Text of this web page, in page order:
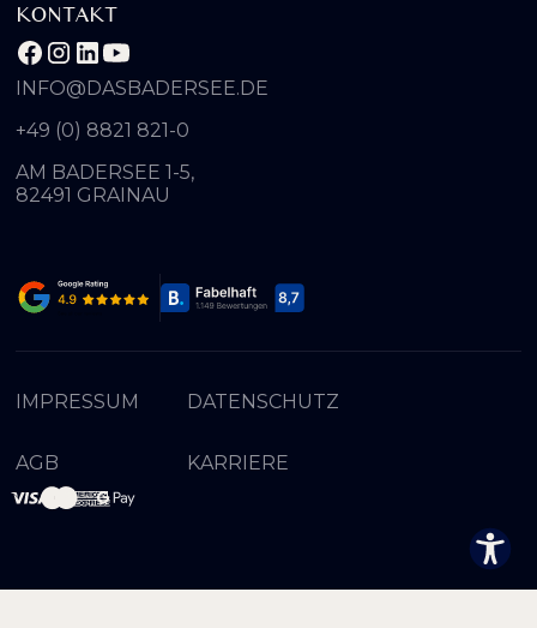
KONTAKT
INFO@DASBADERSEE.DE
+49 (0) 8821 821-0
AM BADERSEE 1-5,
82491 GRAINAU
IMPRESSUM DATENSCHUTZ
AGB KARRIERE